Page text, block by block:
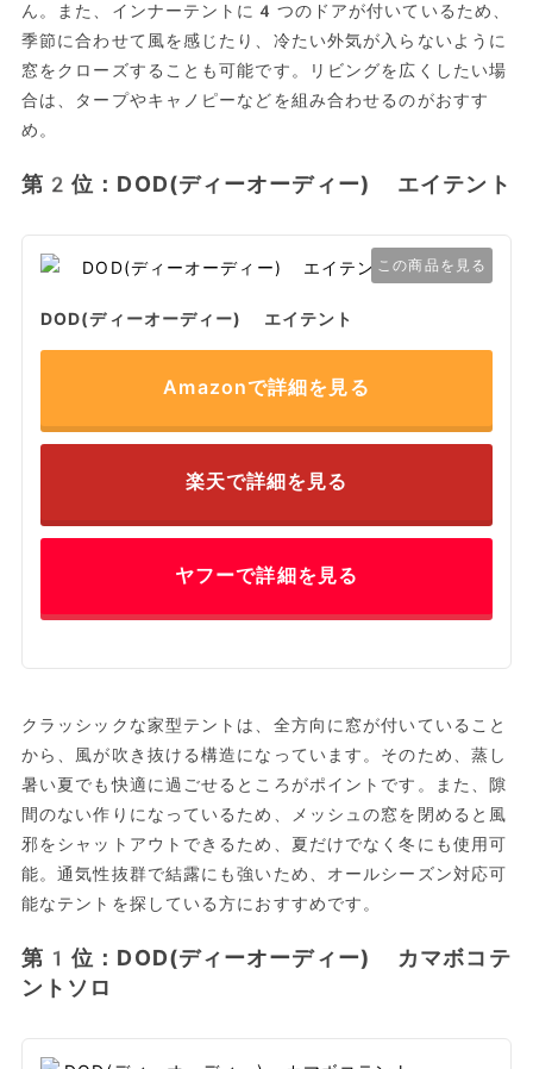
ん。また、インナーテントに4つのドアが付いているため、
季節に合わせて風を感じたり、冷たい外気が入らないように
窓をクローズすることも可能です。リビングを広くしたい場
合は、タープやキャノピーなどを組み合わせるのがおすす
め。
第2位：DOD(ディーオーディー) エイテント
この商品を見る
DOD(ディーオーディー) エイテント
Amazonで詳細を見る
楽天で詳細を見る
ヤフーで詳細を見る
クラッシックな家型テントは、全方向に窓が付いていること
から、風が吹き抜ける構造になっています。そのため、蒸し
暑い夏でも快適に過ごせるところがポイントです。また、隙
間のない作りになっているため、メッシュの窓を閉めると風
邪をシャットアウトできるため、夏だけでなく冬にも使用可
能。通気性抜群で結露にも強いため、オールシーズン対応可
能なテントを探している方におすすめです。
第1位：DOD(ディーオーディー) カマボコテ
ントソロ